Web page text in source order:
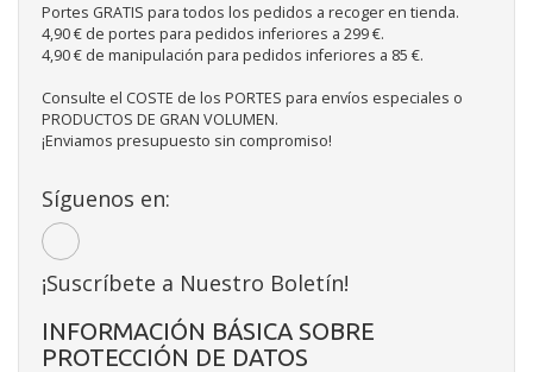
Portes GRATIS para todos los pedidos a recoger en tienda.
4,90 € de portes para pedidos inferiores a 299 €.
4,90 € de manipulación para pedidos inferiores a 85 €.
Consulte el COSTE de los PORTES para envíos especiales o
PRODUCTOS DE GRAN VOLUMEN.
¡Enviamos presupuesto sin compromiso!
Síguenos en:
¡Suscríbete a Nuestro Boletín!
INFORMACIÓN BÁSICA SOBRE
PROTECCIÓN DE DATOS